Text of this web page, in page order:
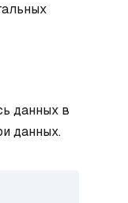
данных в
данных.